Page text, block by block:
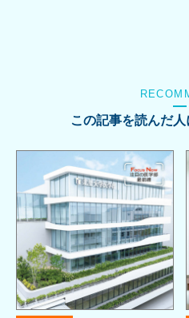
この記事を読んだ